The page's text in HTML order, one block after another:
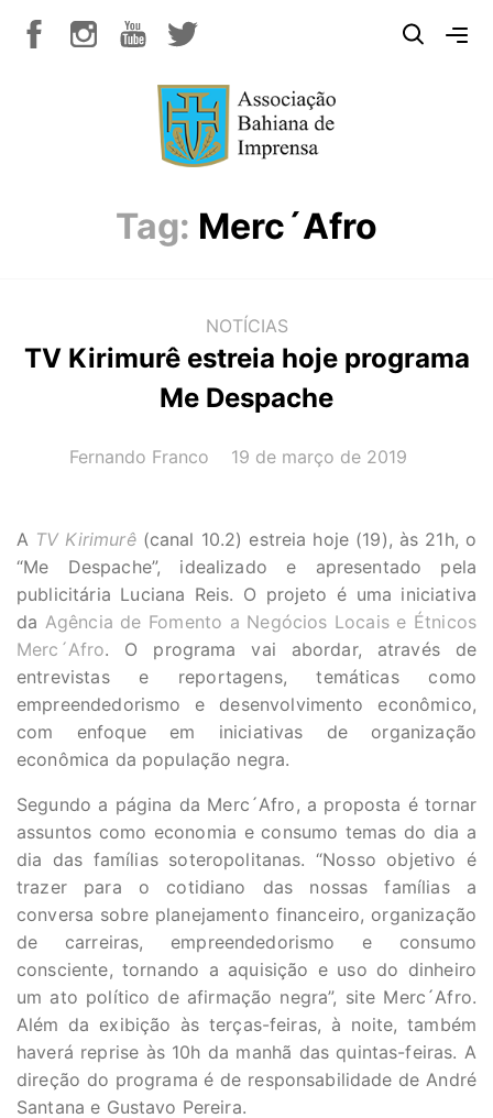
Tag: Merc´Afro
NOTÍCIAS
TV Kirimurê estreia hoje programa
Me Despache
AUTOR(A):
Fernando Franco DATA:
19 de março de 2019
A TV Kirimurê(canal 10.2) estreia hoje (19), às 21h, o
“Me Despache”, idealizado e apresentado pela
publicitária Luciana Reis. O projeto é uma iniciativa
da Agência de Fomento a Negócios Locais e Étnicos
Merc´Afro. O programa vai abordar, através de
entrevistas e reportagens, temáticas como
empreendedorismo e desenvolvimento econômico,
com enfoque em iniciativas de organização
econômica da população negra.
Segundo a página da Merc´Afro, a proposta é tornar
assuntos como economia e consumo temas do dia a
dia das famílias soteropolitanas. “Nosso objetivo é
trazer para o cotidiano das nossas famílias a
conversa sobre planejamento financeiro, organização
de carreiras, empreendedorismo e consumo
consciente, tornando a aquisição e uso do dinheiro
um ato político de afirmação negra”, site Merc´Afro.
Além da exibição às terças-feiras, à noite, também
haverá reprise às 10h da manhã das quintas-feiras. A
direção do programa é de responsabilidade de André
Santana e Gustavo Pereira.